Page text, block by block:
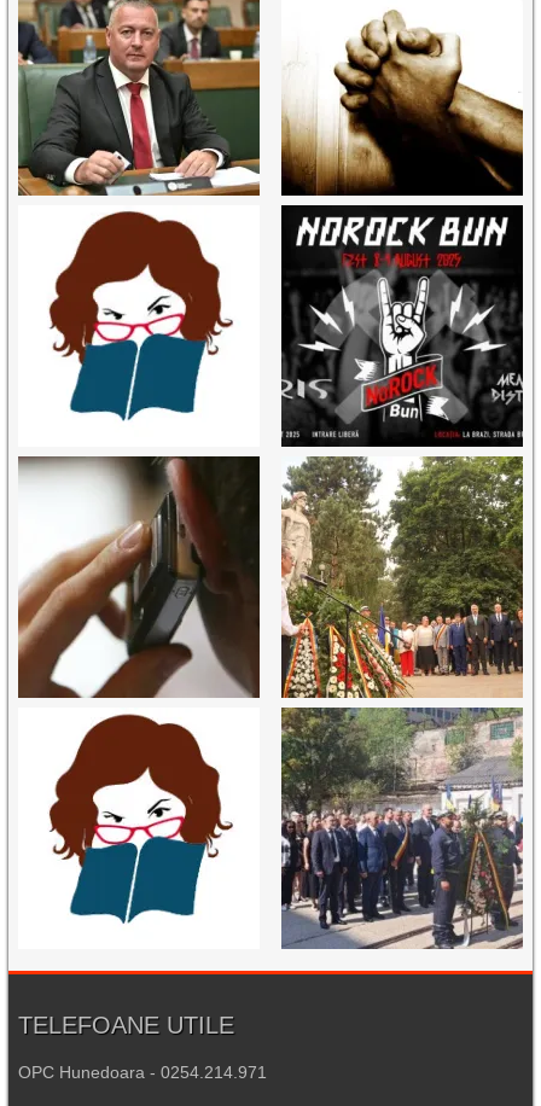
TELEFOANE UTILE
OPC Hunedoara - 0254.214.971